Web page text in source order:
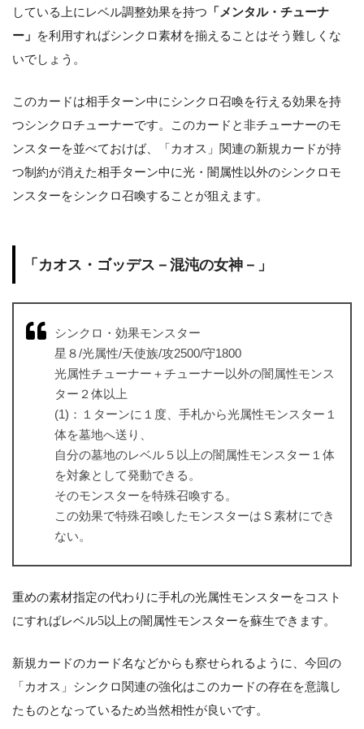
している上にレベル調整効果を持つ 「メンタル・チューナ
ー」 を利用すればシンクロ素材を揃えることはそう難しくな
いでしょう。
このカードは相手ターン中にシンクロ召喚を行える効果を持
つシンクロチューナーです。このカードと非チューナーのモ
ンスターを並べておけば、「カオス」関連の新規カードが持
つ制約が消えた相手ターン中に光・闇属性以外のシンクロモ
ンスターをシンクロ召喚することが狙えます。
「カオス・ゴッデス－混沌の女神－」
シンクロ・効果モンスター
星８/光属性/天使族/攻2500/守1800
光属性チューナー＋チューナー以外の闇属性モンス
ター２体以上
(1)：１ターンに１度、手札から光属性モンスター１
体を墓地へ送り、
自分の墓地のレベル５以上の闇属性モンスター１体
を対象として発動できる。
そのモンスターを特殊召喚する。
この効果で特殊召喚したモンスターはＳ素材にでき
ない。
重めの素材指定の代わりに手札の光属性モンスターをコスト
にすればレベル5以上の闇属性モンスターを蘇生できます。
新規カードのカード名などからも察せられるように、今回の
「カオス」シンクロ関連の強化はこのカードの存在を意識し
たものとなっているため当然相性が良いです。